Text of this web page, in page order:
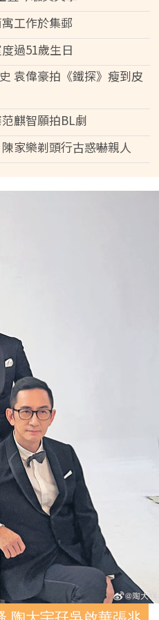
工作於集郵
過51歲生日
袁偉豪拍《鐵探》瘦到皮
麒智願拍BL劇
家樂剃頭行古惑嚇親人